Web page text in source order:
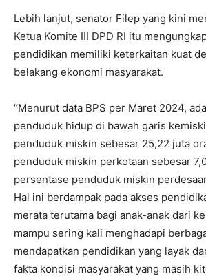
Lebih lanjut, senator Filep yang kini
Ketua Komite III DPD RI itu
pendidikan memiliki keterkaitan kuat
belakang ekonomi masyarakat.
“Menurut data BPS per Maret 2024,
penduduk hidup di bawah garis
penduduk miskin sebesar 25,22 juta
penduduk miskin perkotaan sebesar
persentase penduduk miskin
Hal ini berdampak pada akses
merata terutama bagi anak-anak dari
mampu sering kali menghadapi
mendapatkan pendidikan yang layak
fakta kondisi masyarakat yang masih